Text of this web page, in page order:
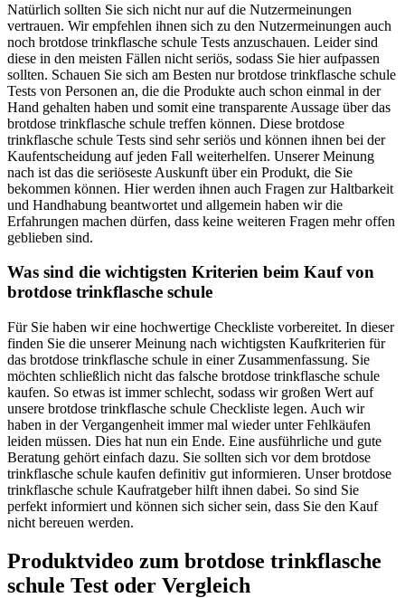
Natürlich sollten Sie sich nicht nur auf die Nutzermeinungen
vertrauen. Wir empfehlen ihnen sich zu den Nutzermeinungen auch
noch brotdose trinkflasche schule Tests anzuschauen. Leider sind
diese in den meisten Fällen nicht seriös, sodass Sie hier aufpassen
sollten. Schauen Sie sich am Besten nur brotdose trinkflasche schule
Tests von Personen an, die die Produkte auch schon einmal in der
Hand gehalten haben und somit eine transparente Aussage über das
brotdose trinkflasche schule treffen können. Diese brotdose
trinkflasche schule Tests sind sehr seriös und können ihnen bei der
Kaufentscheidung auf jeden Fall weiterhelfen. Unserer Meinung
nach ist das die seriöseste Auskunft über ein Produkt, die Sie
bekommen können. Hier werden ihnen auch Fragen zur Haltbarkeit
und Handhabung beantwortet und allgemein haben wir die
Erfahrungen machen dürfen, dass keine weiteren Fragen mehr offen
geblieben sind.
Was sind die wichtigsten Kriterien beim Kauf von
brotdose trinkflasche schule
Für Sie haben wir eine hochwertige Checkliste vorbereitet. In dieser
finden Sie die unserer Meinung nach wichtigsten Kaufkriterien für
das brotdose trinkflasche schule in einer Zusammenfassung. Sie
möchten schließlich nicht das falsche brotdose trinkflasche schule
kaufen. So etwas ist immer schlecht, sodass wir großen Wert auf
unsere brotdose trinkflasche schule Checkliste legen. Auch wir
haben in der Vergangenheit immer mal wieder unter Fehlkäufen
leiden müssen. Dies hat nun ein Ende. Eine ausführliche und gute
Beratung gehört einfach dazu. Sie sollten sich vor dem brotdose
trinkflasche schule kaufen definitiv gut informieren. Unser brotdose
trinkflasche schule Kaufratgeber hilft ihnen dabei. So sind Sie
perfekt informiert und können sich sicher sein, dass Sie den Kauf
nicht bereuen werden.
Produktvideo zum brotdose trinkflasche
schule Test oder Vergleich